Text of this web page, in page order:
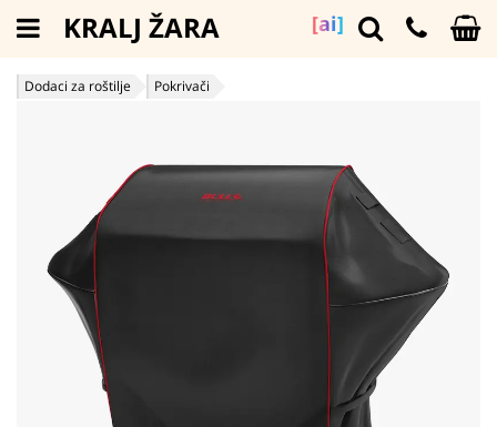
[ai]
KRALJ ŽARA
Dodaci za roštilje Pokrivači